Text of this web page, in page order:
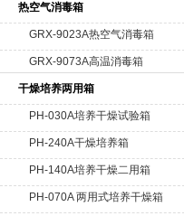
热空气消毒箱
GRX-9023A热空气消毒箱
GRX-9073A高温消毒箱
干燥培养两用箱
PH-030A培养干燥试验箱
PH-240A干燥培养箱
PH-140A培养干燥二用箱
PH-070A 两用式培养干燥箱